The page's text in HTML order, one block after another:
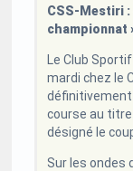
CSS-Mestiri :
championnat
Le Club
mardi chez le
définitivement
course au
désigné le
Sur les ondes